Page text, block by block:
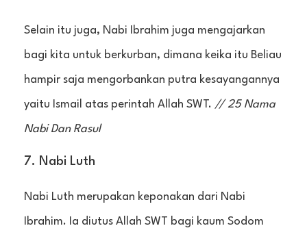
Selain itu juga, Nabi Ibrahim juga mengajarkan
bagi kita untuk berkurban, dimana keika itu Beliau
hampir saja mengorbankan putra kesayangannya
yaitu Ismail atas perintah Allah SWT. // 25 Nama
Nabi Dan Rasul
7. Nabi Luth
Nabi Luth merupakan keponakan dari Nabi
Ibrahim. Ia diutus Allah SWT bagi kaum Sodom